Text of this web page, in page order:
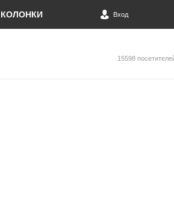
КОЛОНКИ Вход
15598